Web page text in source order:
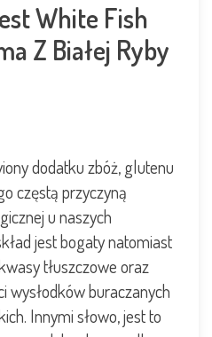
White Fish
Z Białej Ryby
dodatku zbóż, glutenu
częstą przyczyną
u naszych
jest bogaty natomiast
tłuszczowe oraz
wysłodków buraczanych
Innymi słowo, jest to